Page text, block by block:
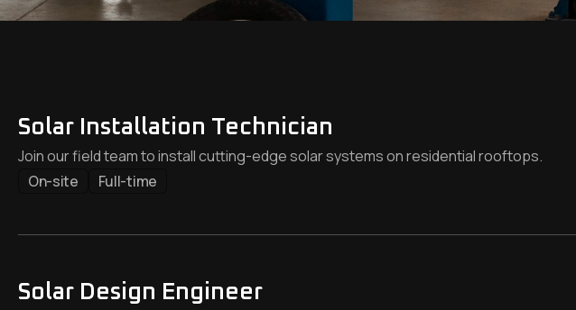
Solar Installation Technician
Join our field team to install cutting-edge solar systems on residential rooftops.
On-site
Full-time
Solar Design Engineer